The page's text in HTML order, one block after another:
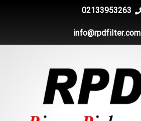
02133953263
info@rpdfilter.com